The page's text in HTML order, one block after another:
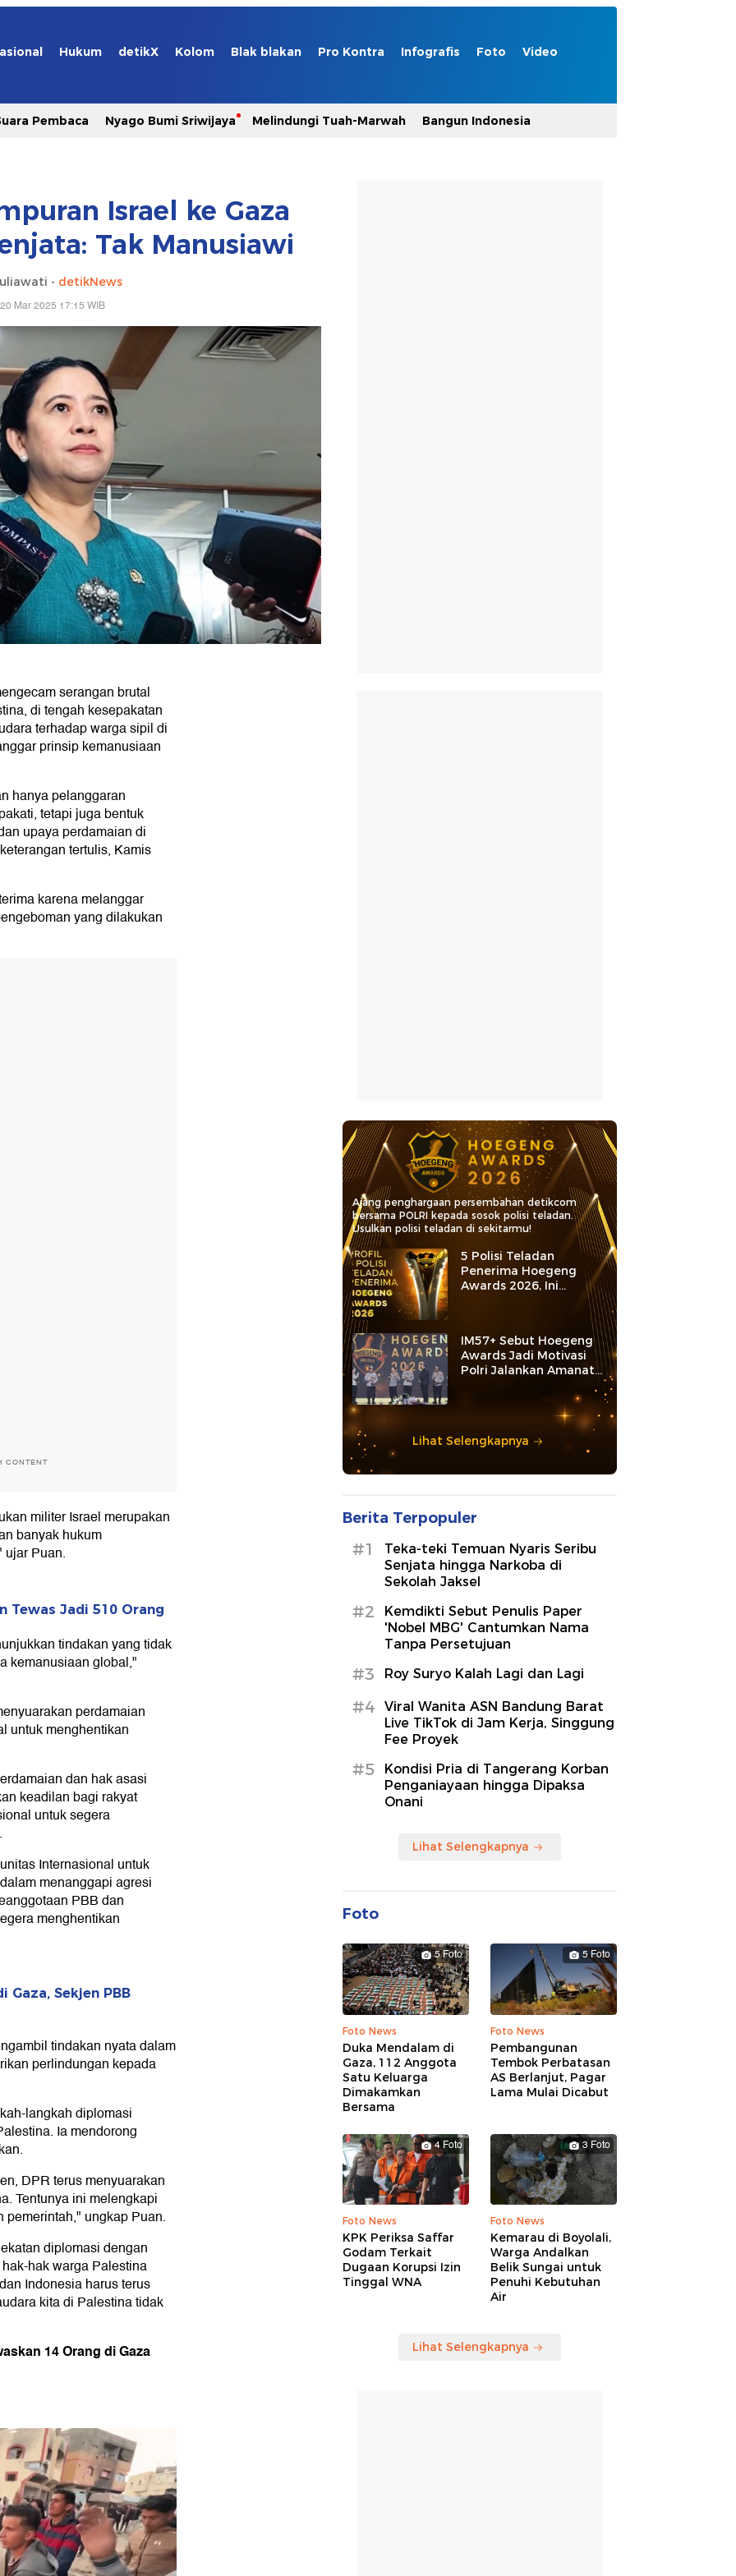
Hukum detikX Kolom Blak blakan Pro Kontra Infografis Foto Video
Pembaca Nyago Bumi Sriwijaya Melindungi Tuah-Marwah Bangun Indonesia
Israel ke Gaza
Tak Manusiawi
- detikNews
Mar 2025 17:15 WIB
serangan brutal
di tengah kesepakatan
terhadap warga sipil di
prinsip kemanusiaan
hanya pelanggaran
tetapi juga bentuk
upaya perdamaian di
tertulis, Kamis
karena melanggar
yang dilakukan
CONTENT
militer Israel merupakan
banyak hukum
ujar Puan.
Tewas Jadi 510 Orang
tindakan yang tidak
kemanusiaan global,"
perdamaian
untuk menghentikan
dan hak asasi
keadilan bagi rakyat
untuk segera
Internasional untuk
menanggapi agresi
PBB dan
menghentikan
Gaza, Sekjen PBB
tindakan nyata dalam
perlindungan kepada
langkah diplomasi
Ia mendorong
DPR terus menyuarakan
Tentunya ini melengkapi
ungkap Puan.
diplomasi dengan
hak warga Palestina
Indonesia harus terus
kita di Palestina tidak
14 Orang di Gaza
Ajang penghargaan persembahan detikcom
bersama POLRI kepada sosok polisi teladan.
Usulkan polisi teladan di sekitarmu!
5 Polisi Teladan
Penerima Hoegeng
Awards 2026, Ini
Kategori dan Kiprahnya
IM57+ Sebut Hoegeng
Awards Jadi Motivasi
Polri Jalankan Amanat
Lihat Selengkapnya
Berita Terpopuler
#1
Teka-teki Temuan Nyaris Seribu
Senjata hingga Narkoba di
Sekolah Jaksel
#2
Kemdikti Sebut Penulis Paper
'Nobel MBG' Cantumkan Nama
Tanpa Persetujuan
#3 Roy Suryo Kalah Lagi dan Lagi
#4
Viral Wanita ASN Bandung Barat
Live TikTok di Jam Kerja, Singgung
Fee Proyek
#5
Kondisi Pria di Tangerang Korban
Penganiayaan hingga Dipaksa
Onani
Lihat Selengkapnya
Foto
5 Foto
Foto News
Duka Mendalam di
Gaza, 112 Anggota
Satu Keluarga
Dimakamkan
Bersama
5 Foto
Foto News
Pembangunan
Tembok Perbatasan
AS Berlanjut, Pagar
Lama Mulai Dicabut
4 Foto
Foto News
KPK Periksa Saffar
Godam Terkait
Dugaan Korupsi Izin
Tinggal WNA
3 Foto
Foto News
Kemarau di Boyolali,
Warga Andalkan
Belik Sungai untuk
Penuhi Kebutuhan
Air
Lihat Selengkapnya